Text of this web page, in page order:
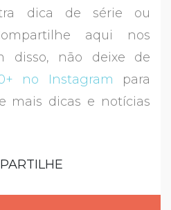
dica de série ou
aqui nos
disso, não deixe de
no Instagram para
mais dicas e notícias